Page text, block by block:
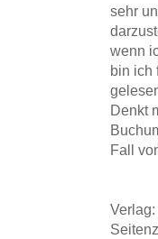
sehr
wenn
bin ich
Denkt
Fall